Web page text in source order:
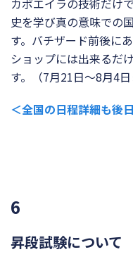
カポエイラの技術だけ
史を学び真の意味での
す。 バチザード前後に
ショップには出来るだ
す。（7月21日～8月4
＜全国の日程詳細も後
6
昇段試験について